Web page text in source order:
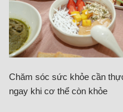
Chăm sóc sức khỏe cần
ngay khi cơ thể còn khỏe